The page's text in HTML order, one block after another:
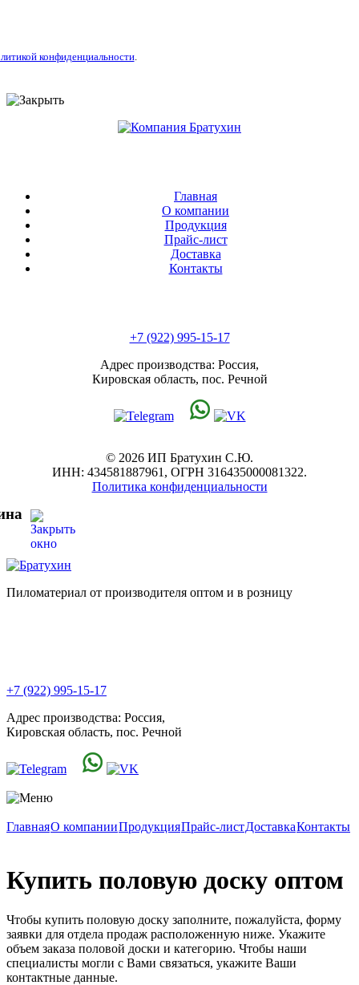
конфиденциальности.
Главная
О компании
Продукция
Прайс-лист
Доставка
Контакты
+7 (922) 995-15-17
Адрес производства: Россия,
Кировская область, пос. Речной
© 2026 ИП Братухин С.Ю.
ИНН: 434581887961, ОГРН 316435000081322.
Политика конфиденциальности
Пиломатериал от производителя оптом и в розницу
+7 (922) 995-15-17
Адрес производства: Россия,
Кировская область, пос. Речной
ГлавнаяО компанииПродукцияПрайс-листДоставкаКонтакты
Купить половую доску оптом
Чтобы купить половую доску заполните, пожалуйста, форму
заявки для отдела продаж расположенную ниже. Укажите
объем заказа половой доски и категорию. Чтобы наши
специалисты могли с Вами связаться, укажите Ваши
контактные данные.